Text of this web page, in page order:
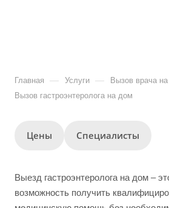
Главная — Услуги — Вызов врача
Вызов гастроэнтеролога на дом
Цены Специалисты
Выезд гастроэнтеролога на дом –
возможность получить